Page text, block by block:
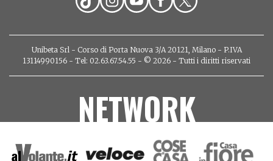
Unibeta Srl - Corso di Porta Nuova 3/A 20121, Milano - P.IVA
13114990156 - Tel: 02.63.67.54.55 - © 2026 - Tutti i diritti riservati
NETWORK